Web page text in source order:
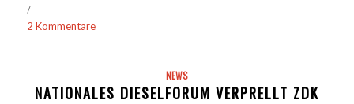
/
2 Kommentare
NEWS
NATIONALES DIESELFORUM VERPRELLT ZDK